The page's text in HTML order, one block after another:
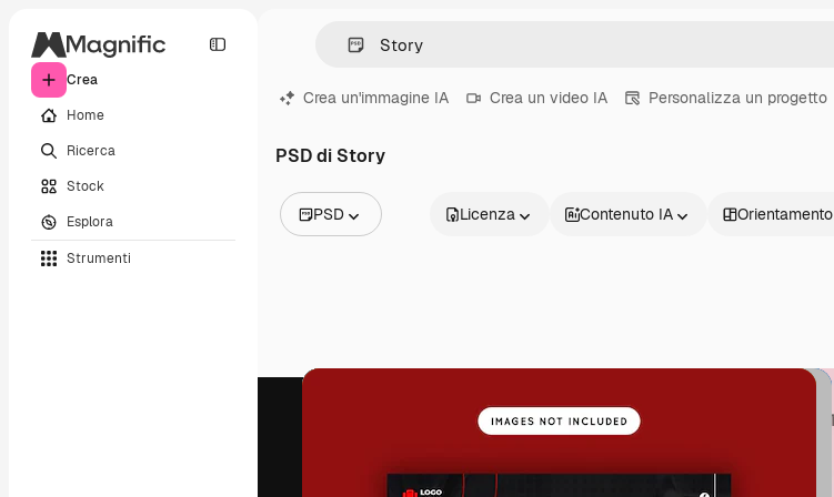
Crea
Home
Ricerca
Stock
Esplora
Strumenti
Crea un'immagine IA Crea un video IA Personalizza un progetto
PSD di Story
PSD
Video
Licenza Contenuto IA Orientamento
Prodotti